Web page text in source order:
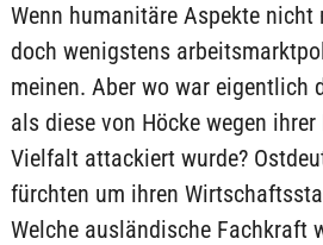
Wenn humanitäre Aspekte nicht
doch wenigstens
meinen. Aber wo war eigentlich
als diese von Höcke wegen
Vielfalt attackiert wurde?
fürchten um ihren
Welche ausländische Fachkraft